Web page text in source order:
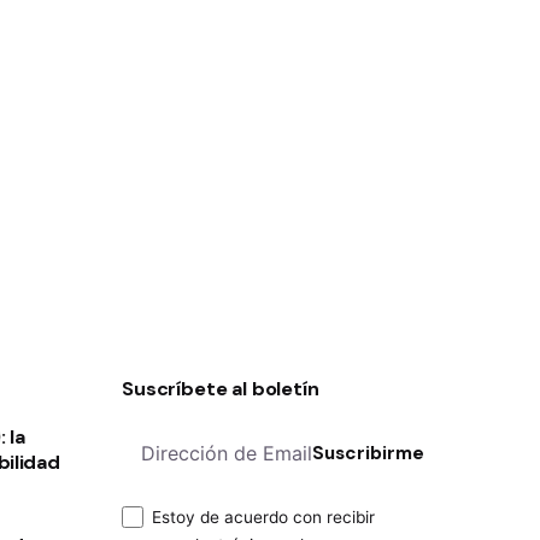
Next
la
Suscríbete al boletín
Suscribirme
Estoy de acuerdo con recibir